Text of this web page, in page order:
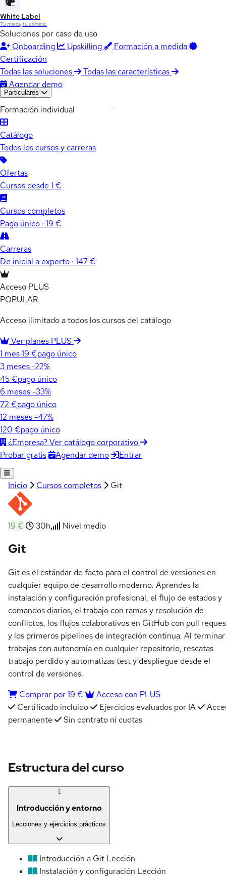
White Label
Tu marca, tu dominio
Soluciones por caso de uso
Onboarding
Upskilling
Formación a medida
Certificación
Todas las soluciones
Todas las características
Agendar demo
Particulares
Formación individual
Catálogo
Todos los cursos y carreras
Ofertas
Cursos desde 1 €
Cursos completos
Pago único · 19 €
Carreras
De inicial a experto · 147 €
Acceso PLUS
POPULAR
Acceso ilimitado a todos los cursos del catálogo
Ver planes PLUS
1 mes19 €pago único
3 meses -22%
45 €pago único
6 meses -33%
72 €pago único
12 meses -47%
120 €pago único
¿Empresa? Ver catálogo corporativo
Probar gratis
Agendar demo Entrar
Inicio Cursos completos Git
19 € 30h Nivel medio
Git
Git es el estándar de facto para el control de versiones en
cualquier equipo de desarrollo moderno. Aprendes la
instalación y configuración profesional, el flujo de estados y
comandos diarios, el trabajo con ramas y resolución de
conflictos, los flujos colaborativos en GitHub con pull
y los primeros pipelines de integración continua. Al terminar
trabajas con autonomía en cualquier repositorio, rescatas
trabajo perdido y automatizas test y despliegue desde el
control de versiones.
Comprar por 19 €
Acceso con PLUS
Certificado incluido
Ejercicios evaluados por IA
permanente
Sin contrato ni cuotas
Estructura del curso
1
Introducción y entorno
Lecciones y ejercicios prácticos
Introducción a Git Lección
Instalación y configuración Lección